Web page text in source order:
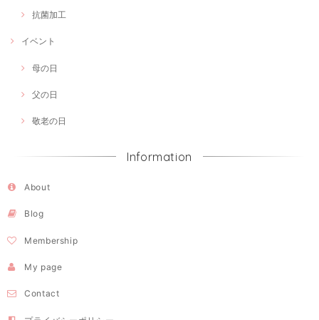
抗菌加工
イベント
母の日
父の日
敬老の日
Information
About
Blog
Membership
My page
Contact